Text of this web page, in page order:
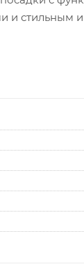
и стильным